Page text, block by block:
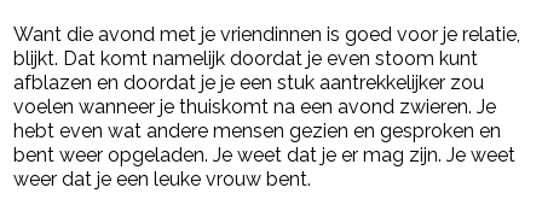
Want die avond met je vriendinnen is goed voor je relatie,
blijkt. Dat komt namelijk doordat je even stoom kunt
afblazen en doordat je je een stuk aantrekkelijker zou
voelen wanneer je thuiskomt na een avond zwieren. Je
hebt even wat andere mensen gezien en gesproken en
bent weer opgeladen. Je weet dat je er mag zijn. Je weet
weer dat je een leuke vrouw bent.